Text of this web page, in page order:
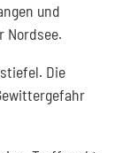
und
Nordsee.
Die